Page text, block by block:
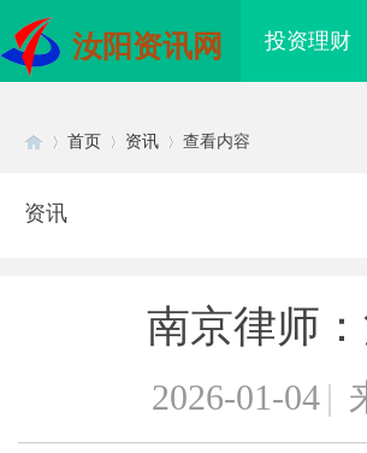
汝阳资讯网 投资理财
首页 资讯 查看内容
资讯
南京律师
2026-01-04 |